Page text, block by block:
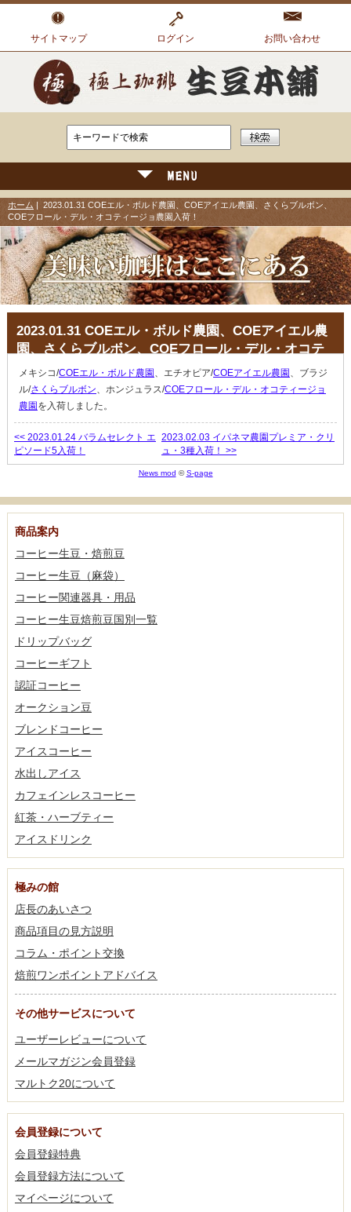
サイトマップ ログイン お問い合わせ
ホーム | 2023.01.31 COEエル・ボルド農園、COEアイエル農園、さくらブルボン、
COEフロール・デル・オコティージョ農園入荷！
2023.01.31 COEエル・ボルド農園、COEアイエル農
園、さくらブルボン、COEフロール・デル・オコテ
ィージョ農園入荷！
メキシコ/COEエル・ボルド農園 、エチオピア/COEアイエル農園 、ブラジ
ル/さくらブルボン、ホンジュラス/COEフロール・デル・オコティージョ
農園 を入荷しました。
<< 2023.01.24 バラムセレクト エ
ピソード5入荷！
2023.02.03 イパネマ農園プレミア・クリ
ュ・3種入荷！ >>
News mod ©S-page
商品案内
コーヒー生豆・焙煎豆
コーヒー生豆（麻袋）
コーヒー関連器具・用品
コーヒー生豆焙煎豆国別一覧
ドリップバッグ
コーヒーギフト
認証コーヒー
オークション豆
ブレンドコーヒー
アイスコーヒー
水出しアイス
カフェインレスコーヒー
紅茶・ハーブティー
アイスドリンク
極みの館
店長のあいさつ
商品項目の見方説明
コラム・ポイント交換
焙煎ワンポイントアドバイス
その他サービスについて
ユーザーレビューについて
メールマガジン会員登録
マルトク20について
会員登録について
会員登録特典
会員登録方法について
マイページについて